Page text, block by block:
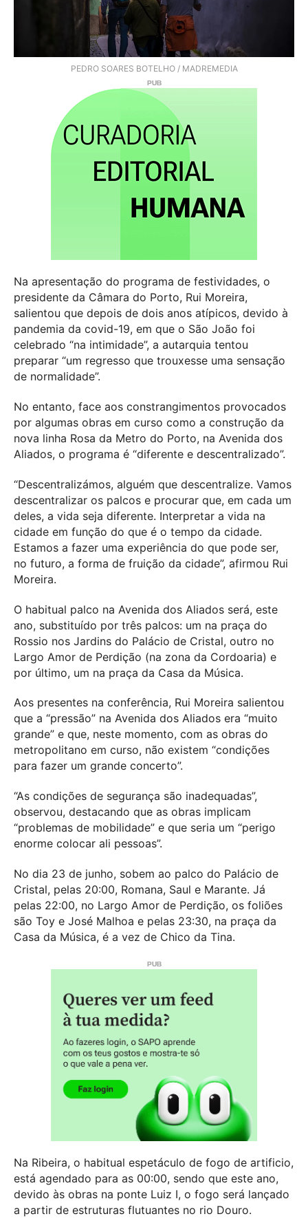
PEDRO SOARES BOTELHO / MADREMEDIA
Na apresentação do programa de festividades, o
presidente da Câmara do Porto, Rui Moreira,
salientou que depois de dois anos atípicos, devido à
pandemia da covid-19, em que o São João foi
celebrado “na intimidade”, a autarquia tentou
preparar “um regresso que trouxesse uma sensação
de normalidade”.
No entanto, face aos constrangimentos provocados
por algumas obras em curso como a construção da
nova linha Rosa da Metro do Porto, na Avenida dos
Aliados, o programa é “diferente e descentralizado”.
“Descentralizámos, alguém que descentralize. Vamos
descentralizar os palcos e procurar que, em cada um
deles, a vida seja diferente. Interpretar a vida na
cidade em função do que é o tempo da cidade.
Estamos a fazer uma experiência do que pode ser,
no futuro, a forma de fruição da cidade”, afirmou Rui
Moreira.
O habitual palco na Avenida dos Aliados será, este
ano, substituído por três palcos: um na praça do
Rossio nos Jardins do Palácio de Cristal, outro no
Largo Amor de Perdição (na zona da Cordoaria) e
por último, um na praça da Casa da Música.
Aos presentes na conferência, Rui Moreira salientou
que a “pressão” na Avenida dos Aliados era “muito
grande” e que, neste momento, com as obras do
metropolitano em curso, não existem “condições
para fazer um grande concerto”.
“As condições de segurança são inadequadas”,
observou, destacando que as obras implicam
“problemas de mobilidade” e que seria um “perigo
enorme colocar ali pessoas”.
No dia 23 de junho, sobem ao palco do Palácio de
Cristal, pelas 20:00, Romana, Saul e Marante. Já
pelas 22:00, no Largo Amor de Perdição, os foliões
são Toy e José Malhoa e pelas 23:30, na praça da
Casa da Música, é a vez de Chico da Tina.
Na Ribeira, o habitual espetáculo de fogo de artificio,
está agendado para as 00:00, sendo que este ano,
devido às obras na ponte Luiz I, o fogo será lançado
a partir de estruturas flutuantes no rio Douro.